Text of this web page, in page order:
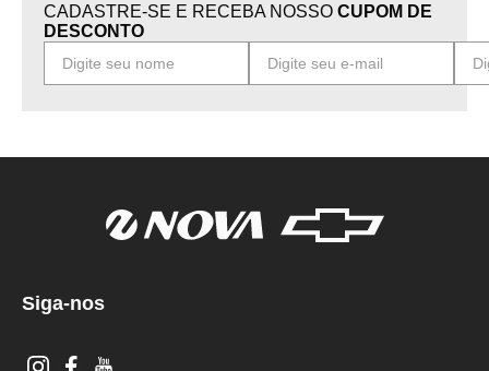
CADASTRE-SE E RECEBA NOSSO CUPOM DE
DESCONTO
Siga-nos